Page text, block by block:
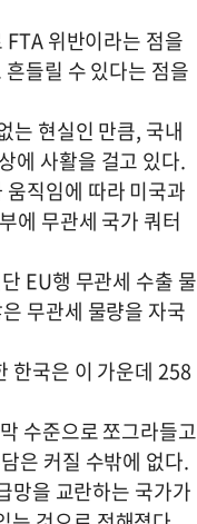
위반이라는 점을
들릴 수 있다는 점을
는 현실인 만큼, 국내
에 사활을 걸고 있다.
직임에 따라 미국과
에 무관세 국가 쿼터
EU행 무관세 수출 물
무관세 물량을 자국
한국은 이 가운데 258
수준으로 쪼그라들고
은 커질 수밖에 없다.
망을 교란하는 국가가